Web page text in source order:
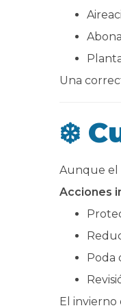
Una
❄️
Aunque el
Acciones
Poda
El invierno